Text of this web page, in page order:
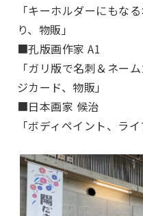
「キーホルダーにもな
り、物販」
■孔版画作家 A1
「ガリ版で名刺＆ネー
ジカード、物販」
■日本画家 候治
「ボディペイント、ラ